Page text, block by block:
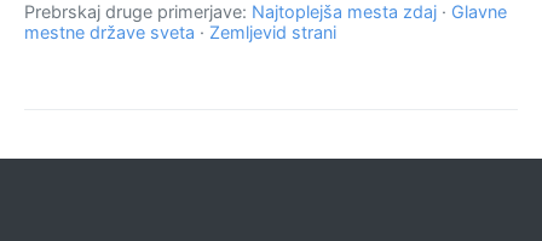
Prebrskaj druge primerjave: Najtoplejša mesta zdaj · Glavne
mestne države sveta · Zemljevid strani